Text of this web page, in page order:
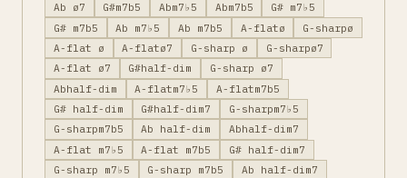
Ab ø7
G#m7b5 Abm7♭5 Abm7b5
G# m7♭5
G# m7b5
Ab m7♭5 Ab m7b5 A-flatø
G-sharpø
A-flat ø
A-flatø7 G-sharp ø
G-sharpø7
A-flat ø7
G#half-dim
G-sharp ø7
Abhalf-dim
A-flatm7♭5
A-flatm7b5
G# half-dim
G#half-dim7
G-sharpm7♭5
G-sharpm7b5
Ab half-dim
Abhalf-dim7
A-flat m7♭5
A-flat m7b5
G# half-dim7
G-sharp m7♭5
G-sharp m7b5
Ab half-dim7